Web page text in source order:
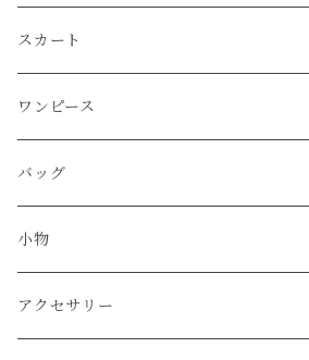
Martin Margiela
JIL SANDER
BURBERRY
CELINE
BALENCIAGA
スカート
ワンピース
バッグ
ショルダーバッグ
ハンド/トートバッグ
小物
帽子
アクセサリー